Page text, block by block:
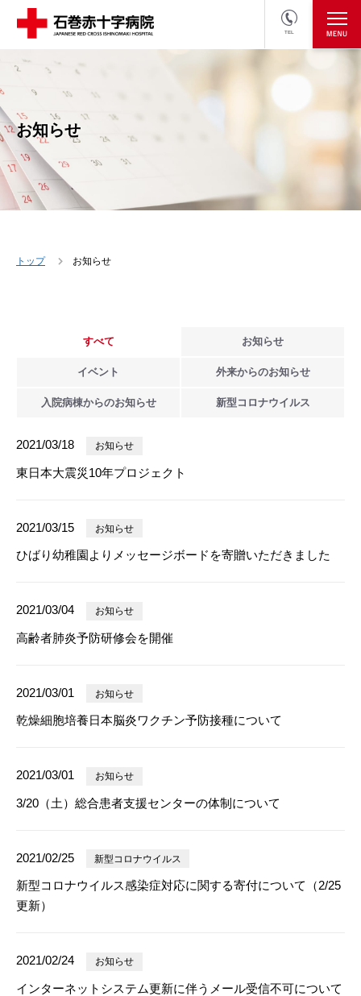
TEL
医療関係者の方
お知らせ
トップ お知らせ
すべて お知らせ
イベント 外来からのお知らせ
入院病棟からのお知らせ 新型 コロナウイルス
2021/03/18 お知らせ
東日本大震災10年プロジェクト
2021/03/15 お知らせ
ひばり幼稚園よりメッセージボードを寄贈いただきました
2021/03/04 お知らせ
高齢者肺炎予防研修会を開催
2021/03/01 お知らせ
乾燥細胞培養日本脳炎ワクチン予防接種について
2021/03/01 お知らせ
3/20（土）総合患者支援センターの体制について
2021/02/25 新型コロナウイルス
新型コロナウイルス感染症対応に関する寄付について（2/25
更新）
2021/02/24 お知らせ
インターネットシステム更新に伴うメール受信不可について